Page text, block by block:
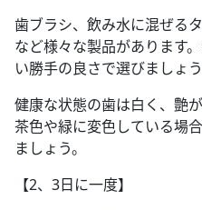
歯ブラシ、飲み水に混ぜる
など様々な製品があります
い勝手の良さで選びましょう
健康な状態の歯は白く、艶
茶色や緑に変色している場
ましょう。
【2、3日に一度】